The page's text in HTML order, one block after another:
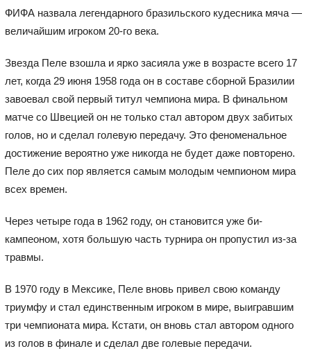
ФИФА назвала легендарного бразильского кудесника мяча —
величайшим игроком 20-го века.
Звезда Пеле взошла и ярко засияла уже в возрасте всего 17
лет, когда 29 июня 1958 года он в составе сборной Бразилии
завоевал свой первый титул чемпиона мира. В финальном
матче со Швецией он не только стал автором двух забитых
голов, но и сделал голевую передачу. Это феноменальное
достижение вероятно уже никогда не будет даже повторено.
Пеле до сих пор является самым молодым чемпионом мира
всех времен.
Через четыре года в 1962 году, он становится уже би-
кампеоном, хотя большую часть турнира он пропустил из-за
травмы.
В 1970 году в Мексике, Пеле вновь привел свою команду
триумфу и стал единственным игроком в мире, выигравшим
три чемпионата мира. Кстати, он вновь стал автором одного
из голов в финале и сделал две голевые передачи.